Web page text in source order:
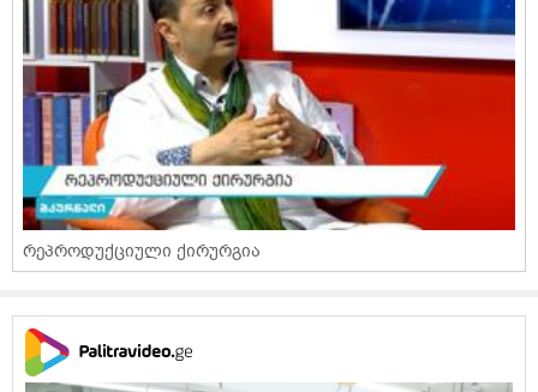
რეპროდუქციული ქირურგია